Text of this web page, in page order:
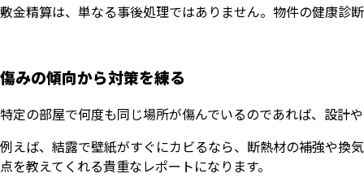
敷金精算は、単なる事後処理ではありません。物件の健康診
傷みの傾向から対策を練る
特定の部屋で何度も同じ場所が傷んでいるのであれば、設計
例えば、結露で壁紙がすぐにカビるなら、断熱材の補強や換
点を教えてくれる貴重なレポートになります。